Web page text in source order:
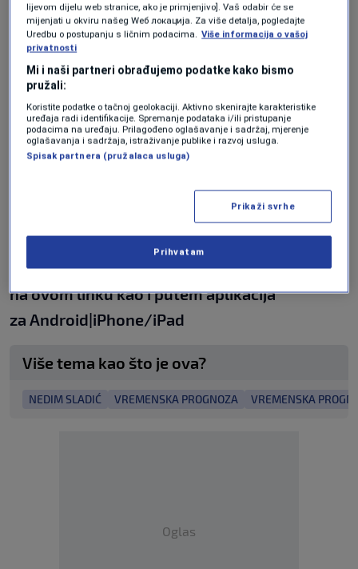
Meteorolog Nove BH, Nedim Sladić najavio je i
prvi snijeg ove godine:
"Kreću jesenje, oktobarske kiše. Temperaturno
smo ispod crvene linije (prosjek) od četvrtka, a
više padavina se očekuje u Krajini i
Hercegovini. Krajem sedmice izgledan je snijeg
na planinama. Biće prekinut period dugotrajne
Program N1 televizije možete pratiti UŽIVO
naovom linkukao i putem aplikacija
za Android|iPhone/iPad
Više tema kao što je ova?
NEDIM SLADIĆ VREMENSKA PROGNOZA VREMENSKA
Oglas
lijevom dijelu web stranice, ako je primjenjivo]. Vaš odabir će se
mijenjati u okviru našeg Wеб локација. Za više detalja, pogledajte
Uredbu o postupanju s ličnim podacima. Više informacija o vašoj
privatnosti
Mi i naši partneri obrađujemo podatke kako bismo
pružali:
Koristite podatke o tačnoj geolokaciji. Aktivno skenirajte karakteristike
uređaja radi identifikacije. Spremanje podataka i/ili pristupanje
podacima na uređaju. Prilagođeno oglašavanje i sadržaj, mjerenje
oglašavanja i sadržaja, istraživanje publike i razvoj usluga.
Spisak partnera (pružalaca usluga)
Prikaži svrhe
Prihvatam